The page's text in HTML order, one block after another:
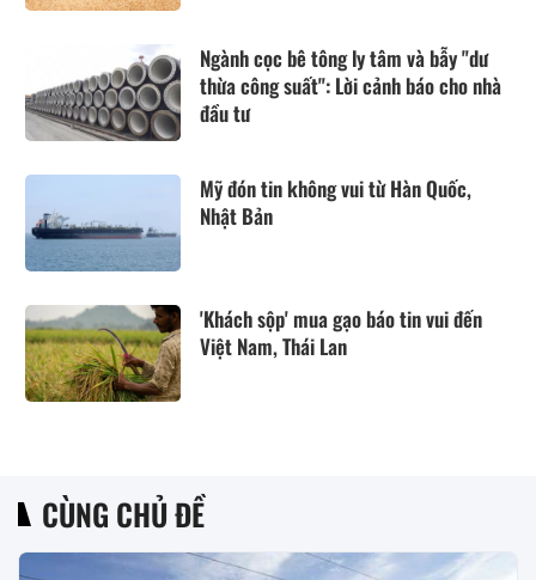
Ngành cọc bê tông ly tâm và bẫy "dư
thừa công suất": Lời cảnh báo cho nhà
đầu tư
Mỹ đón tin không vui từ Hàn Quốc,
Nhật Bản
'Khách sộp' mua gạo báo tin vui đến
Việt Nam, Thái Lan
CÙNG CHỦ ĐỀ